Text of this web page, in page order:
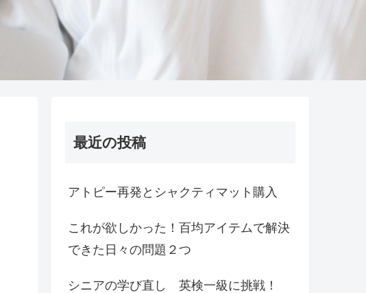
最近の投稿
アトピー再発とシャクティマット購入
これが欲しかった！百均アイテムで解決
できた日々の問題２つ
シニアの学び直し 英検一級に挑戦！